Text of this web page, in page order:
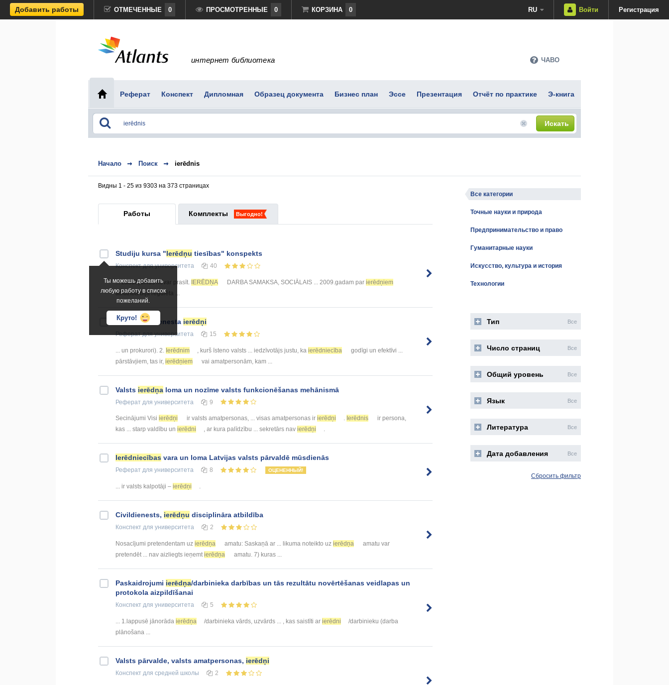
Добавить работы ОТМЕЧЕННЫЕ 0 ПРОСМОТРЕННЫЕ 0 КОРЗИНА 0 RU Войти Регистрация
интернет библиотека ЧАВО
Реферат Конспект Дипломная Образец документа Бизнес план Эссе Презентация Отчёт по практике Э-книга
Искать
Начало Поиск ierēdnis
Видны 1 - 25 из 9303 на 373 страницах
Работы Комплекты Выгодно!
Ты можешь добавить
любую работу в список
пожеланий.
Круто!
Studiju kursa "Ierēdņu tiesības" konspekts
Конспектдля университета 40
... zaudējumus nevar prasīt. IERĒDŅA DARBA SAMAKSA, SOCIĀLAIS ... 2009.gadam par ierēdņiem
atlīdzība bija regulēta ...
Valsts civildienesta ierēdņi
Рефератдля университета 15
... un prokurori). 2. Ierēdnim , kurš īsteno valsts ... iedzīvotājs justu, ka ierēdniecība
godīgi un efektīvi ...
pārstāvjiem, tas ir, ierēdņiem vai amatpersonām, kam ...
Valsts ierēdņa loma un nozīme valsts funkcionēšanas mehānismā
Реферат для университета 9
Secinājumi Visi ierēdņi ir valsts amatpersonas, ... visas amatpersonas ir ierēdņi . Ierēdnis
ir persona,
kas ... starp valdību un ierēdni , ar kura palīdzību ... sekretārs nav ierēdņi .
Ierēdniecības vara un loma Latvijas valsts pārvaldē mūsdienās
Реферат для университета 8 ОЦЕНЕННЫЙ!
... ir valsts kalpotāji – ierēdņi .
Civildienests, ierēdņu disciplināra atbildība
Конспект для университета 2
Nosacījumi pretendentam uz ierēdņa amatu: Saskaņā ar ... likuma noteikto uz ierēdņa
amatu var
pretendēt ... nav aizliegts ieņemtierēdņa amatu. 7) kuras ...
Paskaidrojumi ierēdņa/darbinieka darbības un tās rezultātu novērtēšanas veidlapas un
protokola aizpildīšanai
Конспект для университета 5
... 1.lappusē jānorāda ierēdņa /darbinieka vārds, uzvārds ... , kas saistīti ar ierēdni
/darbinieku (darba
plānošana ...
Valsts pārvalde, valsts amatpersonas, ierēdņi
Конспект для средней школы 2
Все категории
Точные науки и природа
Предпринимательство и право
Гуманитарные науки
Искусство, культура и история
Технологии
Тип Все
Число страниц Все
Общий уровень Все
Язык Все
Литература Все
Дата добавления Все
Сбросить фильтр